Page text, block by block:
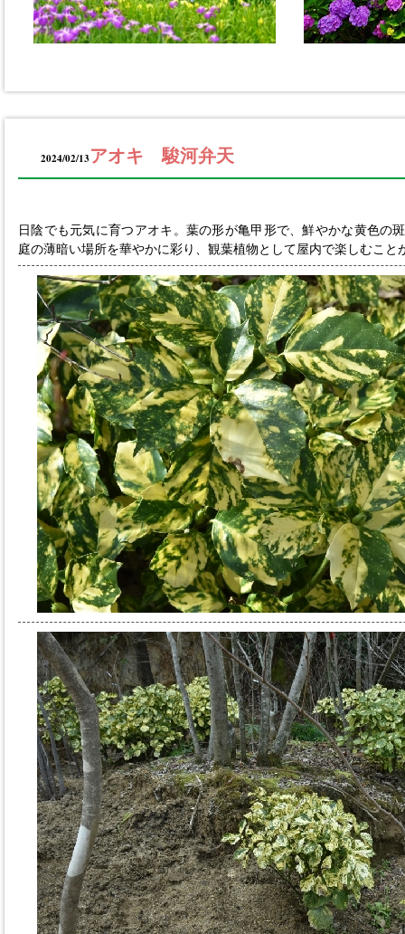
2024/02/13アオキ 駿河弁天
日陰でも元気に育つアオキ。葉の形が亀甲形で、鮮やかな黄色の
庭の薄暗い場所を華やかに彩り、観葉植物として屋内で楽しむこと